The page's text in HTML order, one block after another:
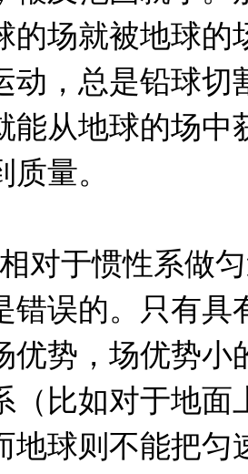
的场就被地球的
动，总是铅球
能从地球的场中
量。
对于惯性系做
错误的。只有具
优势，场优势小
（比如对于地面
地球则不能把匀